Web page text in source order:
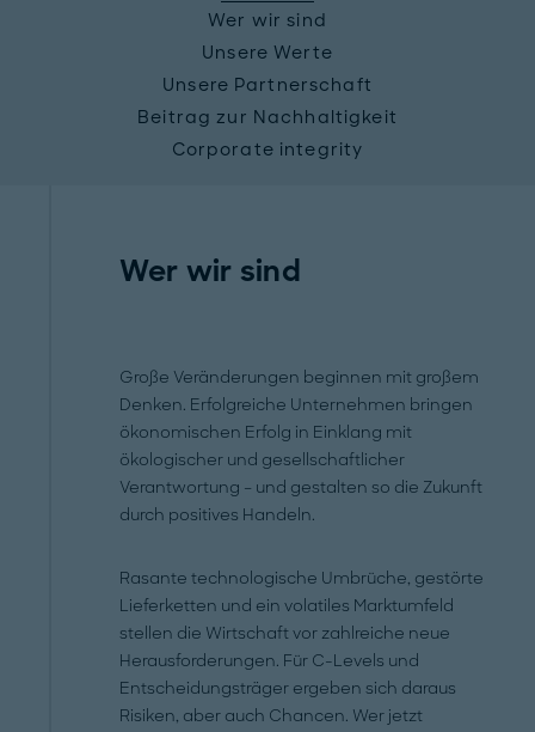
Wer wir sind
Unsere Werte
Unsere Partnerschaft
Beitrag zur Nachhaltigkeit
Corporate integrity
Wer wir sind
Große Veränderungen beginnen mit großem
Denken. Erfolgreiche Unternehmen bringen
ökonomischen Erfolg in Einklang mit
ökologischer und gesellschaftlicher
Verantwortung – und gestalten so die Zukunft
durch positives Handeln.
Rasante technologische Umbrüche, gestörte
Lieferketten und ein volatiles Marktumfeld
stellen die Wirtschaft vor zahlreiche neue
Herausforderungen. Für C-Levels und
Entscheidungsträger ergeben sich daraus
Risiken, aber auch Chancen. Wer jetzt